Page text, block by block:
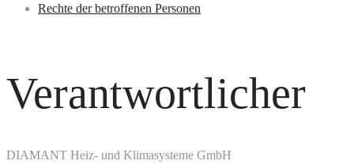
Rechte der betroffenen Personen
Verantwortlicher
DIAMANT Heiz- und Klimasysteme GmbH